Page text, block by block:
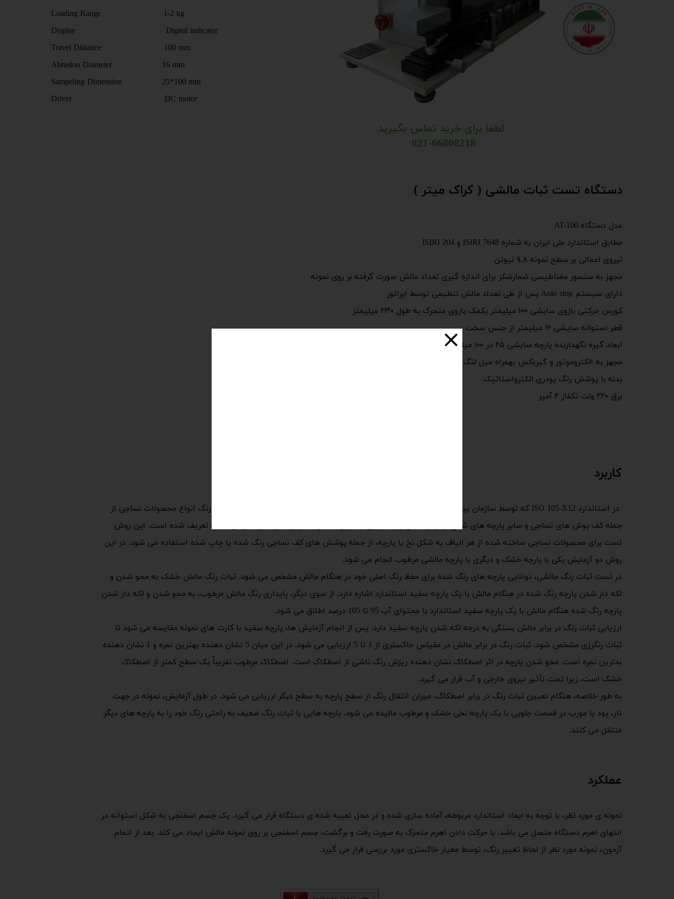
Loading Range 1-2 kg
Display Digital indicator
Travel Distance 100 mm
Abrasion Diameter 16 mm
Sampeling Dimension 25*100 mm
Driver DC motor
لطفا برای خرید تماس بگیرید
کاربرد
در استاندارد ISO 105-X12 که توسط سازمان بین المللی استاندارد (ISO) تهیه شده است، استانداردی برای تعیین مقاومت رنگ انواع محصولات نساجی از
جمله کف پوش های نساجی و سایر پارچه های شمع در برابر مالش و لکه گیری با سایر محصولات وجود دارد. مواد. روش تست تعریف شده است. این روش
تست برای محصولات نساجی ساخته شده از هر الیاف به شکل نخ یا پارچه، از جمله پوشش های کف نساجی رنگ شده یا چاپ شده استفاده می شود. در این
روش دو آزمایش یکی با پارچه خشک و دیگری با پارچه مالشی مرطوب انجام می شود.
در تست ثبات رنگ مالشی، توانایی پارچه های رنگ شده برای حفظ رنگ اصلی خود در هنگام مالش مشخص می شود. ثبات رنگ مالش خشک به محو شدن و
لکه دار شدن پارچه رنگ شده در هنگام مالش با یک پارچه سفید استاندارد اشاره دارد. از سوی دیگر، پایداری رنگ مالش مرطوب، به محو شدن و لکه دار شدن
پارچه رنگ شده هنگام مالش با یک پارچه سفید استاندارد با محتوای آب 95 تا 105 درصد اطلاق می شود.
ارزیابی ثبات رنگ در برابر مالش بستگی به درجه لکه شدن پارچه سفید دارد. پس از انجام آزمایش ها، پارچه سفید با کارت های نمونه مقایسه می شود تا
ثبات رنگرزی مشخص شود. ثبات رنگ در برابر مالش در مقیاس خاکستری از 1 تا 5 ارزیابی می شود. در این میان 5 نشان دهنده بهترین نمره و 1 نشان دهنده
بدترین نمره است. محو شدن پارچه در اثر اصطکاک نشان دهنده ریزش رنگ ناشی از اصطکاک است. اصطکاک مرطوب تقریباً یک سطح کمتر از اصطکاک
خشک است، زیرا تحت تأثیر نیروی خارجی و آب قرار می گیرد.
به طور خلاصه، هنگام تعیین ثبات رنگ در برابر اصطکاک، میزان انتقال رنگ از سطح پارچه به سطح دیگر ارزیابی می شود. در طول آزمایش، نمونه در جهت
تار، پود یا مورب در قسمت جلویی با یک پارچه نخی خشک و مرطوب مالیده می شود. پارچه هایی با ثبات رنگ ضعیف به راحتی رنگ خود را به پارچه های دیگر
منتقل می کنند.​​​​​​​
عملکرد
نمونه ی مورد نظر، با توجه به ابعاد استاندارد مربوطه، آماده سازی شده و در محل تعبیه شده ی دستگاه قرار می گیرد. یک جسم اسفنجی به شکل استوانه در
انتهای اهرم دستگاه متصل می باشد. با حرکت دادن اهرم متحرک به صورت رفت و برگشت، جسم اسفنجی بر روی نمونه مالش ایجاد می کند. بعد از اتمام
آزمون، نمونه مورد نظر از لحاظ تغییر رنگ، توسط معیار خاکستری مورد بررسی قرار می گیرد.
دستگاه تست ثبات مالشی ( کراک میتر )
مدل دستگاه AT-100
مطابق استاندارد ملی ایران به شماره ISIRI 7648 و ISIRI 204
نیروی اعمالی بر سطح نمونه ۹.۸ نیوتن
مجهز به سنسور مغناطیسی شمارشکر برای اندازه گیری تعداد مالش صورت گرفته بر روی نمونه
دارای سیستم Auto stop پس از طی تعداد مالش تنظیمی توسط اپراتور
کورس حرکتی بازوی سایشی ۱۰۰ میلیمتر بکمک بازوی متحرک به طول ۲۳۰ میلیمتر
قطر استوانه سایشی ۱۶ میلیمتر از جنس سخت
ابعاد گیره نگهدارنده پارچه سایشی ۲۵ در ۱۰۰ میلیمتر با سطح صلب سیقلی
مجهز به الکتروموتور و گیربکس بهمراه میل لنگ برای حرکت رفت و برگشت
بدنه با پوشش رنگ پودری الکترواستاتیک
برق ۲۲۰ ولت تکفاز ۲ آمپر ​​​​​​​